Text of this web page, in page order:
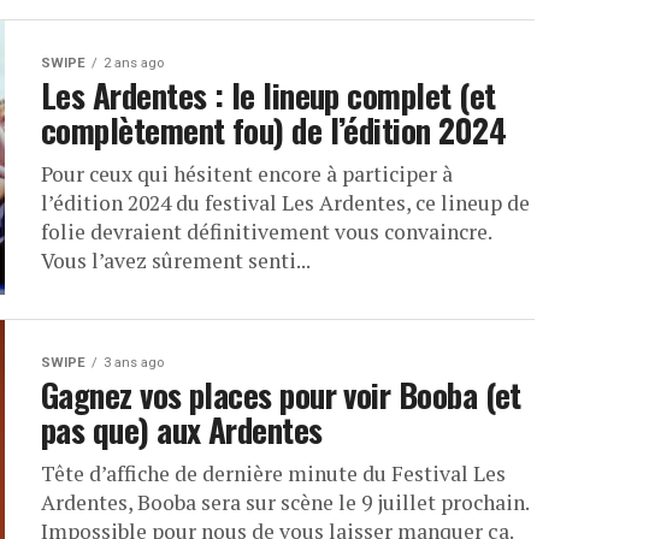
SWIPE 2 ans ago
Les Ardentes : le lineup complet (et
complètement fou) de l’édition 2024
Pour ceux qui hésitent encore à participer à
l’édition 2024 du festival Les Ardentes, ce lineup de
folie devraient définitivement vous convaincre.
Vous l’avez sûrement senti...
SWIPE 3 ans ago
Gagnez vos places pour voir Booba (et
pas que) aux Ardentes
Tête d’affiche de dernière minute du Festival Les
Ardentes, Booba sera sur scène le 9 juillet prochain.
Impossible pour nous de vous laisser manquer ça.